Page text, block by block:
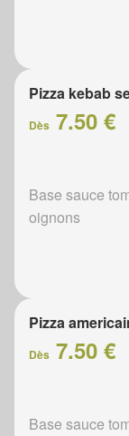
Pizza kebab
Dès 7.50 €
Base sauce
oignons
Pizza
Dès 7.50 €
Base sauce